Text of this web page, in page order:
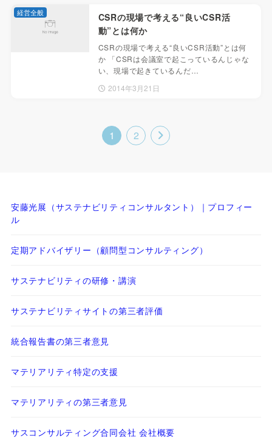
CSRの現場で考える“良いCSR活
動”とは何か
CSRの現場で考える“良いCSR活動”とは何
か 「CSRは会議室で起こっているんじゃな
い、現場で起きているんだ…
2014年3月21日
経営全般
1 2
安藤光展（サステナビリティコンサルタント）｜プロフィー
ル
定期アドバイザリー（顧問型コンサルティング）
サステナビリティの研修・講演
サステナビリティサイトの第三者評価
統合報告書の第三者意見
マテリアリティ特定の支援
マテリアリティの第三者意見
サスコンサルティング合同会社 会社概要